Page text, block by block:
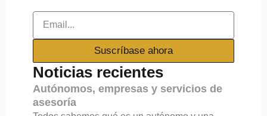
Suscríbase ahora
Noticias recientes
Autónomos, empresas y servicios de
asesoría